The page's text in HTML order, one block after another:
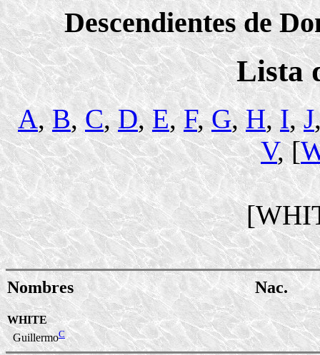
Descendientes de
Lista
A,B,C,D,E,F,G,H,I,J
V, [
Nombres Nac.
WHITE
GuillermoC